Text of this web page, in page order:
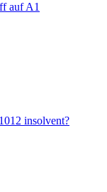
auf A1
insolvent?